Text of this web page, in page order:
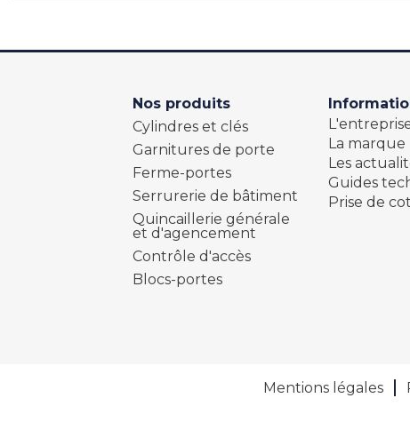
Nos produits
Cylindres et clés
Garnitures de porte
Ferme-portes
Serrurerie de bâtiment
Quincaillerie générale
et d'agencement
Contrôle d'accès
Blocs-portes
La marque
Les
Guides
Prise de
Mentions légales